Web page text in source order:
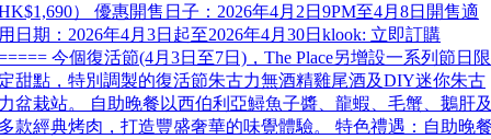
） 優惠開售日子：2026年4月2日9PM至4月8日開售適
日期：2026年4月3日起至2026年4月30日klook: 立即訂購
今個復活節(4月3日至7日)，The Place另增設一系列節日限
甜點，特別調製的復活節朱古力無酒精雞尾酒及DIY迷你朱古
盆栽站。 自助晚餐以西伯利亞鱘魚子醬、龍蝦、毛蟹、鵝肝
款經典烤肉，打造豐盛奢華的味覺體驗。 特色禮遇：自助晚